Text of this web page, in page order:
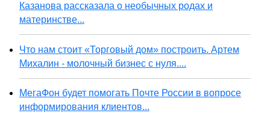
Казанова рассказала о необычных родах и
материнстве...
Что нам стоит «Торговый дом» построить. Артем
Михалин - молочный бизнес с нуля....
МегаФон будет помогать Почте России в вопросе
информирования клиентов...